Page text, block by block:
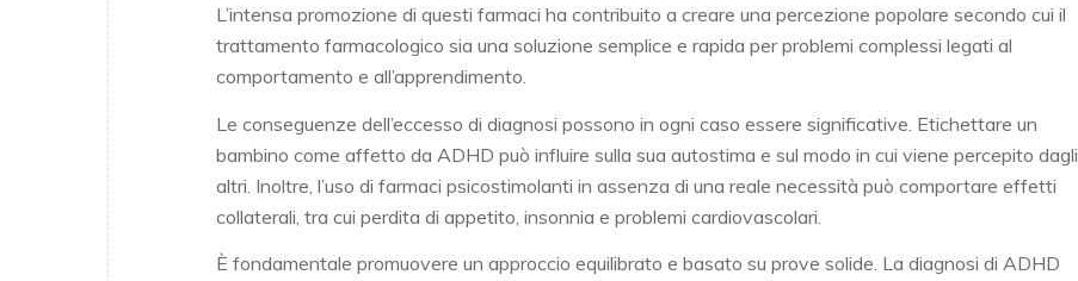
L’intensa promozione di questi farmaci ha contribuito a creare una percezione popolare secondo cui il
trattamento farmacologico sia una soluzione semplice e rapida per problemi complessi legati al
comportamento e all’apprendimento.
Le conseguenze dell’eccesso di diagnosi possono in ogni caso essere significative. Etichettare un
bambino come affetto da ADHD può influire sulla sua autostima e sul modo in cui viene percepito dagli
altri. Inoltre, l’uso di farmaci psicostimolanti in assenza di una reale necessità può comportare effetti
collaterali, tra cui perdita di appetito, insonnia e problemi cardiovascolari.
È fondamentale promuovere un approccio equilibrato e basato su prove solide. La diagnosi di ADHD